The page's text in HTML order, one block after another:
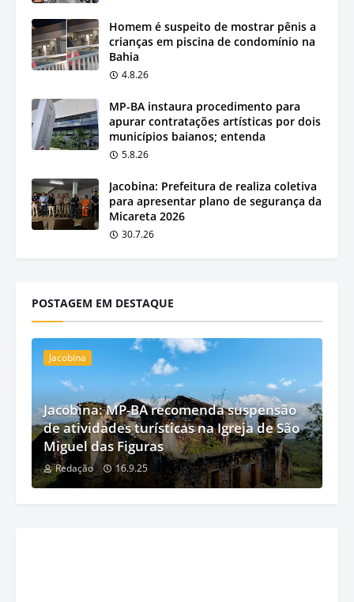
Homem é suspeito de mostrar pênis a
crianças em piscina de condomínio na
Bahia
4.8.26
MP-BA instaura procedimento para
apurar contratações artísticas por dois
municípios baianos; entenda
5.8.26
Jacobina: Prefeitura de realiza coletiva
para apresentar plano de segurança da
Micareta 2026
30.7.26
POSTAGEM EM DESTAQUE
Jacobina
Jacobina: MP-BA recomenda suspensão
de atividades turísticas na Igreja de São
Miguel das Figuras
Redação 16.9.25